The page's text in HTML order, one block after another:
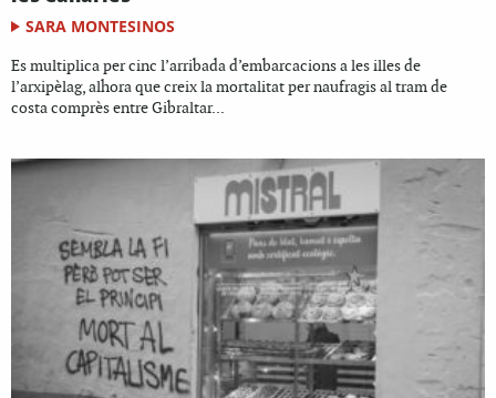
SARA MONTESINOS
Es multiplica per cinc l’arribada d’embarcacions a les illes de
l’arxipèlag, alhora que creix la mortalitat per naufragis al tram de
costa comprès entre Gibraltar...